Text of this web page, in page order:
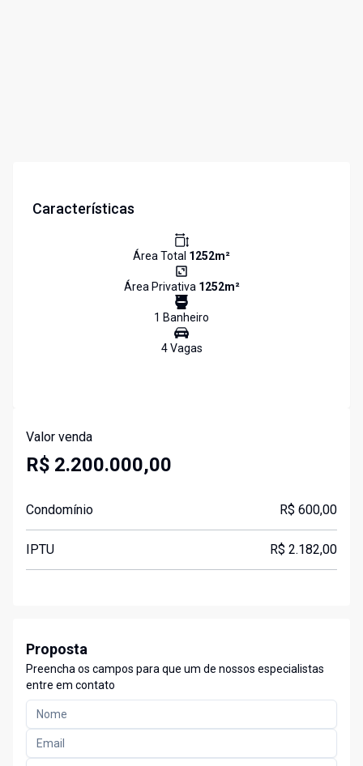
Características
Área Total 1252m²
Área Privativa 1252m²
1 Banheiro
4Vagas
Valor venda
R$ 2.200.000,00
Condomínio R$ 600,00
IPTU R$ 2.182,00
Proposta
Preencha os campos para que um de nossos especialistas
entre em contato